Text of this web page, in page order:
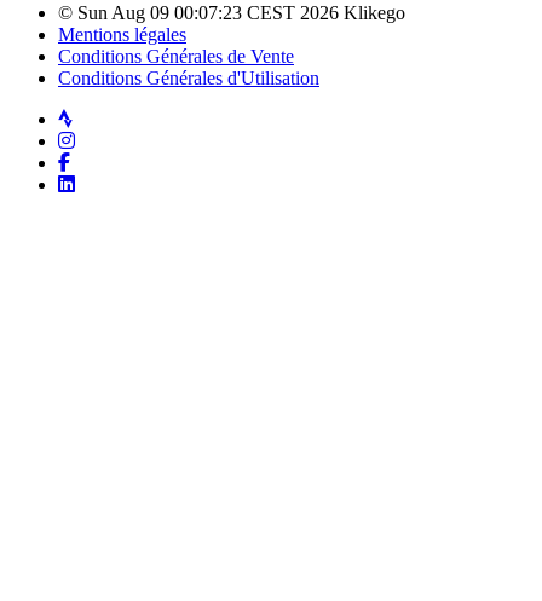
© Sun Aug 09 00:07:23 CEST 2026 Klikego
Mentions légales
Conditions Générales de Vente
Conditions Générales d'Utilisation
Strava
Instagram
Facebook
LinkedIn